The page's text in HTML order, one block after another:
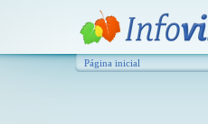
Página inicial